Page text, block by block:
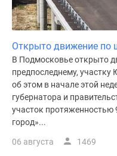
поселки
Коттеджные
лесу
Коттеджные
поселки
водоема
Открыто движение по
В Подмосковье открыто
предпоследнему,
об этом в начале этой
губернатора и
участок
город»...
06 августа 1469